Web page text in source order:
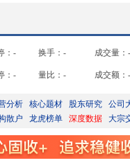
： - 换手： - 成交量： -
： - 量比： - 成交额： -
分析 核心题材 股东研究 公司
散户 龙虎榜单 深度数据 大宗